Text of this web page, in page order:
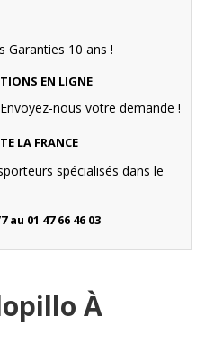
Garanties 10 ans !
EN LIGNE
nous votre demande !
LA FRANCE
spécialisés dans le
au 01 47 66 46 03
À